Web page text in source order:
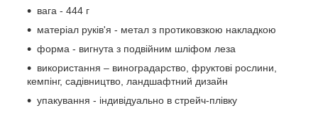
вага - 444 г
матеріал руків'я - метал з протиковзкою накладкою
форма - вигнута з подвійним шліфом леза
використання – виноградарство, фруктові рослини,
кемпінг, садівництво, ландшафтний дизайн
упакування - індивідуально в стрейч-плівку